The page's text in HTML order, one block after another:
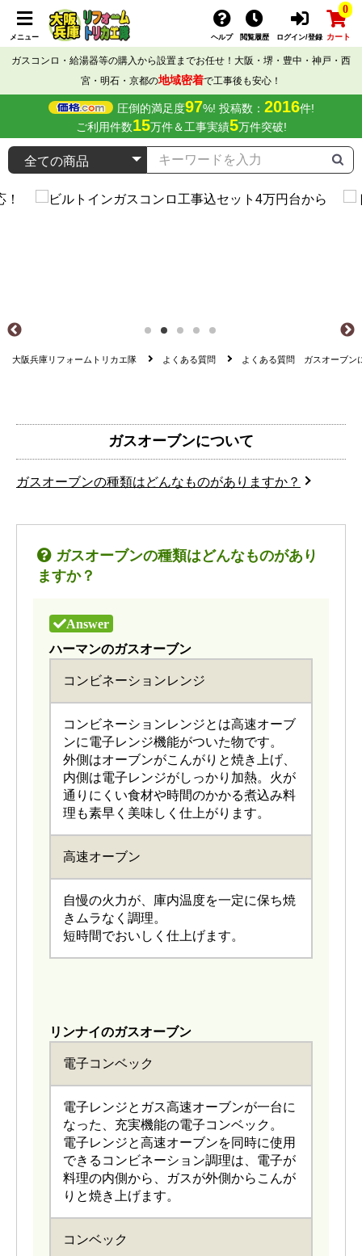
メニュー ヘルプ 閲覧履歴 ログイン/登録
0
カート
ガスコンロ・給湯器等の購入から設置までお任せ！大阪・堺・豊中・神戸・西
宮・明石・京都の地域密着で工事後も安心！
圧倒的満足度97%! 投稿数： 2016件!
ご利用件数15万件＆工事実績5万件突破!
大阪兵庫リフォームトリカエ隊 よくある質問 よくある質問 ガスオーブン
ガスオーブンについて
ガスオーブンの種類はどんなものがありますか？
ガスオーブンの種類はどんなものがあり
ますか？
ハーマンのガスオーブン
コンビネーションレンジ
コンビネーションレンジとは高速オーブ
ンに電子レンジ機能がついた物です。
外側はオーブンがこんがりと焼き上げ、
内側は電子レンジがしっかり加熱。火が
通りにくい食材や時間のかかる煮込み料
理も素早く美味しく仕上がります。
高速オーブン
自慢の火力が、庫内温度を一定に保ち焼
きムラなく調理。
短時間でおいしく仕上げます。
リンナイのガスオーブン
電子コンベック
電子レンジとガス高速オーブンが一台に
なった、充実機能の電子コンベック。
電子レンジと高速オーブンを同時に使用
できるコンビネーション調理は、電子が
料理の内側から、ガスが外側からこんが
りと焼き上げます。
コンベック